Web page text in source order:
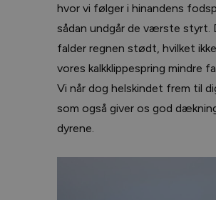
hvor vi følger i hinandens
sådan undgår de værste styrt.
falder regnen stødt, hvilket
vores kalkklippespring mindre
Vi når dog helskindet frem til
som også giver os god
dyrene.